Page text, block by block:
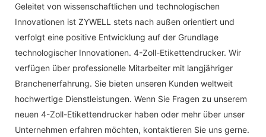
Geleitet von wissenschaftlichen und technologischen
Innovationen ist ZYWELL stets nach außen orientiert und
verfolgt eine positive Entwicklung auf der Grundlage
technologischer Innovationen. 4-Zoll-Etikettendrucker. Wir
verfügen über professionelle Mitarbeiter mit langjähriger
Branchenerfahrung. Sie bieten unseren Kunden weltweit
hochwertige Dienstleistungen. Wenn Sie Fragen zu unserem
neuen 4-Zoll-Etikettendrucker haben oder mehr über unser
Unternehmen erfahren möchten, kontaktieren Sie uns gerne.